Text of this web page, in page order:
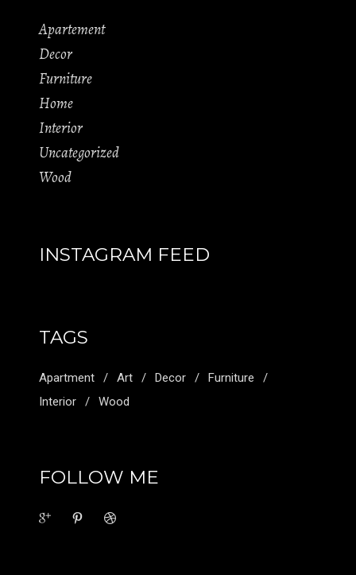
Apartement
Decor
Furniture
Home
Interior
Uncategorized
Wood
INSTAGRAM FEED
TAGS
Apartment Art Decor
Furniture
Interior
Wood
FOLLOW ME